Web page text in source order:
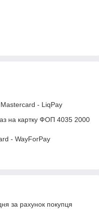
- LiqPay
на картку ФОП 4035 2000
- WayForPay
за рахунок покупця